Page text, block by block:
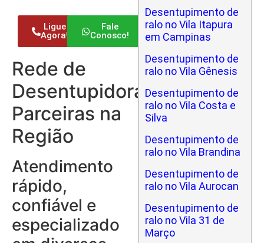
Ligue
Agora!
Fale
Conosco!
Rede de
Desentupidoras
Parceiras na
Região
Atendimento
rápido,
confiável e
especializado
Desentupimento de
ralo no Vila Itapura
em Campinas
Desentupimento de
ralo no Vila Gênesis
Desentupimento de
ralo no Vila Costa e
Silva
Desentupimento de
ralo no Vila Brandina
Desentupimento de
ralo no Vila Aurocan
Desentupimento de
ralo no Vila 31 de
Março